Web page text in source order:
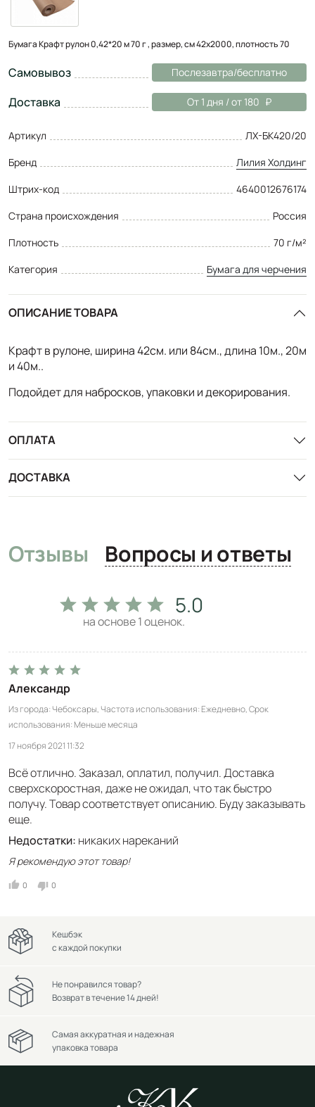
Бумага Крафт рулон 0,42*20 м 70 г , размер, см 42х2000, плотность 70
Самовывоз Послезавтра/бесплатно
Доставка От 1 дня / от 180
Артикул
ЛХ-БК420/20
Бренд
Лилия Холдинг
Штрих-код
4640012676174
Страна происхождения
Россия
Плотность
70 г/м²
Категория
Бумага для черчения
ОПИСАНИЕ ТОВАРА
Крафт в рулоне, ширина 42см. или 84см., длина 10м., 20м
и 40м..
Подойдет для набросков, упаковки и декорирования.
ОПЛАТА
ДОСТАВКА
Отзывы Вопросы и ответы
5.0
на основе1оценок.
Александр
Из города Чебоксары Частота использования Ежедневно Срок
использования Меньше месяца
17 ноября 2021 11:32
Всё отлично. Заказал, оплатил, получил. Доставка
сверхскоростная, даже не ожидал, что так быстро
получу. Товар соответствует описанию. Буду заказывать
еще.
Недостатки: никаких нареканий
Я рекомендую этот товар!
0 0
Кешбэк
с каждой покупки
Не понравился товар?
Возврат в течение 14 дней!
Самая аккуратная и надежная
упаковка товара